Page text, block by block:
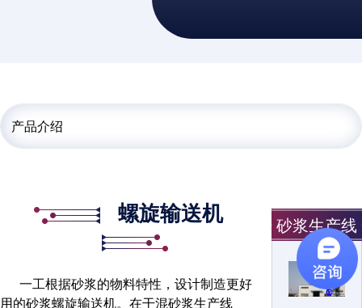
产品介绍
螺旋输送机
一工根据砂浆的物料特性，设计制造更好
用的砂浆螺旋输送机。在干混砂浆生产线
砂浆生产线